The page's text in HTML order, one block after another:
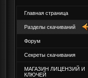
Главная страница
Разделы скачиваний
Форум
Секреты скачивания
МАГАЗИН ЛИЦЕНЗИЙ И
КЛЮЧЕЙ